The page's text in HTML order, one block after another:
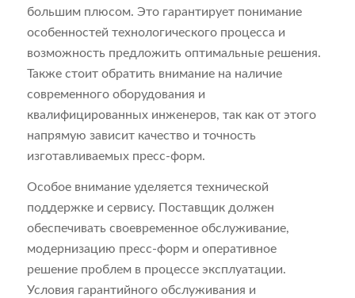
большим плюсом. Это гарантирует понимание
особенностей технологического процесса и
возможность предложить оптимальные решения.
Также стоит обратить внимание на наличие
современного оборудования и
квалифицированных инженеров, так как от этого
напрямую зависит качество и точность
изготавливаемых пресс-форм.
Особое внимание уделяется технической
поддержке и сервису. Поставщик должен
обеспечивать своевременное обслуживание,
модернизацию пресс-форм и оперативное
решение проблем в процессе эксплуатации.
Условия гарантийного обслуживания и